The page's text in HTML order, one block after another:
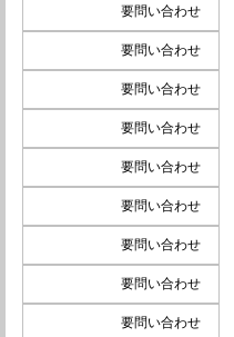
要問い合わせ
要問い合わせ
要問い合わせ
要問い合わせ
要問い合わせ
要問い合わせ
要問い合わせ
要問い合わせ
要問い合わせ